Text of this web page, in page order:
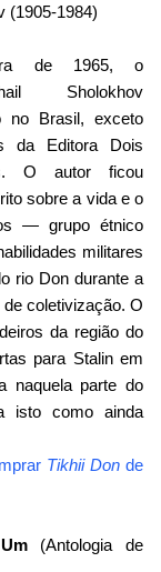
1984)
de 1965, o
Sholokhov
no Brasil, exceto
da Editora Dois
O autor ficou
sobre a vida e o
— grupo étnico
militares
rio Don durante a
coletivização. O
da região do
para Stalin em
naquela parte do
isto como ainda
Tikhii Don de
(Antologia de